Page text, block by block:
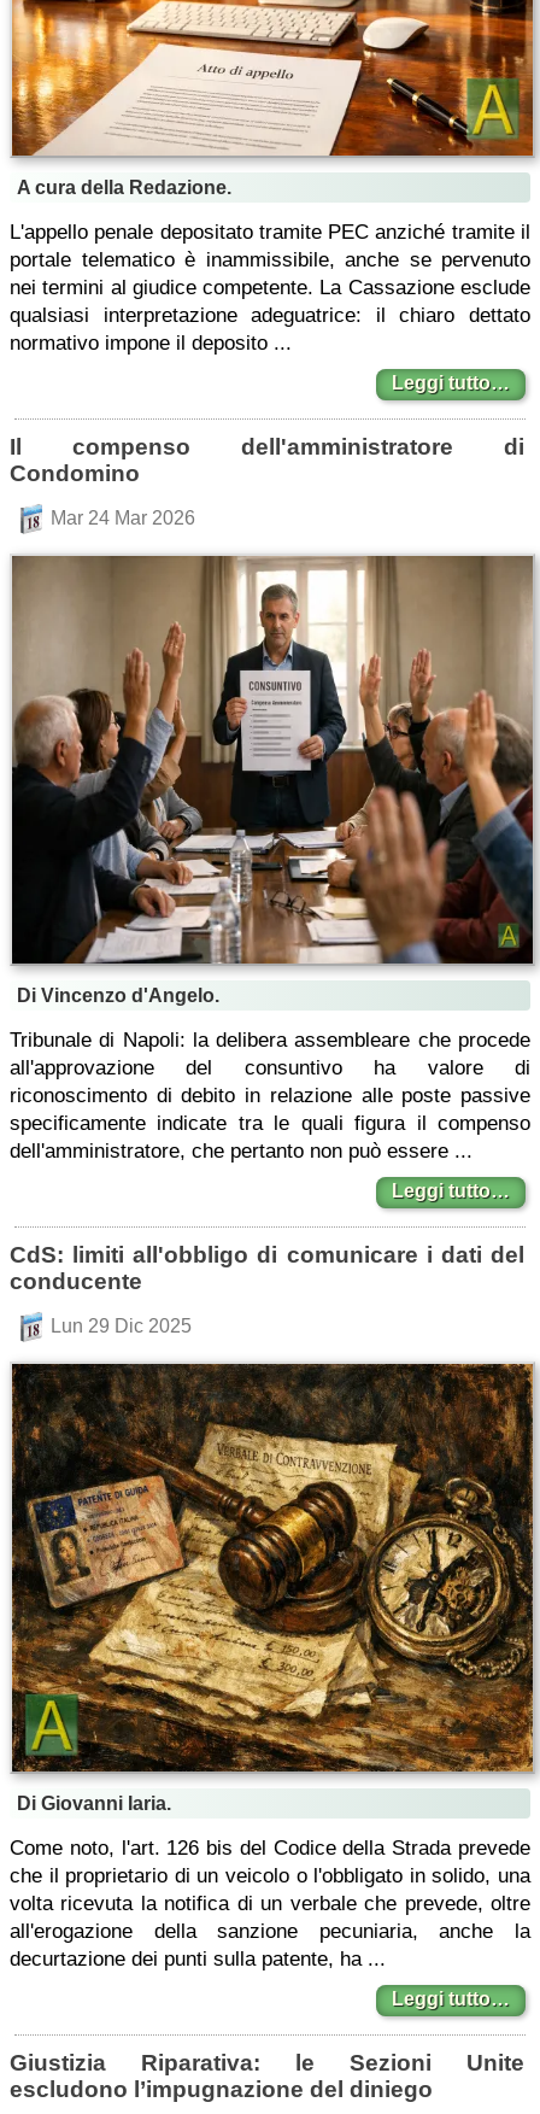
A cura della Redazione.
L'appello penale depositato tramite PEC anziché tramite il
portale telematico è inammissibile, anche se pervenuto
nei termini al giudice competente. La Cassazione esclude
qualsiasi interpretazione adeguatrice: il chiaro dettato
normativo impone il deposito ...
Leggi tutto…
Il compenso dell'amministratore di
Condomino
Mar 24 Mar 2026
Di Vincenzo d'Angelo.
Tribunale di Napoli: la delibera assembleare che procede
all'approvazione del consuntivo ha valore di
riconoscimento di debito in relazione alle poste passive
specificamente indicate tra le quali figura il compenso
dell'amministratore, che pertanto non può essere ...
Leggi tutto…
CdS: limiti all'obbligo di comunicare i dati del
conducente
Lun 29 Dic 2025
Di Giovanni Iaria.
Come noto, l'art. 126 bis del Codice della Strada prevede
che il proprietario di un veicolo o l'obbligato in solido, una
volta ricevuta la notifica di un verbale che prevede, oltre
all'erogazione della sanzione pecuniaria, anche la
decurtazione dei punti sulla patente, ha ...
Leggi tutto…
Giustizia Riparativa: le Sezioni Unite
escludono l’impugnazione del diniego